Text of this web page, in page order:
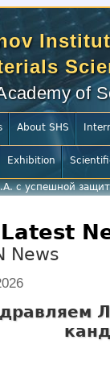
of
About SHS
Exhibition
с успешной
News